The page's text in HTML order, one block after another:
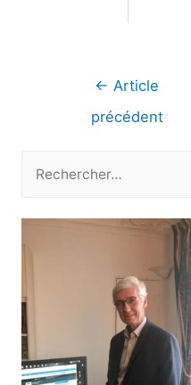
Navigation
← Article
précédent
c
h
r
c
h